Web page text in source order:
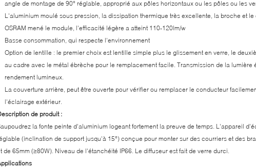
angle de montage de 90° réglable, approprié aux pôles horizontaux ou les pôles ou les
L'aluminium moulé sous pression, la dissipation thermique très excellente, la broche et
OSRAM mené le module, l'efficacité légère a atteint 110-120lm/w
Basse consommation, qui respecte l'environnement
Option de lentille : le premier choix est lentille simple plus le glissement en verre, le
au cadre avec le métal ébrèche pour le remplacement facile. Transmission de la lumière
rendement lumineux.
La couverture arrière, peut être ouverte pour vérifier ou remplacer le conducteur
l'éclairage extérieur.
de produit :
la fonte peinte d'aluminium logeant fortement la preuve de temps. L'appareil
(inclination de support jusqu'à 15°) conçue pour monter sur des courriers et des
de 65mm (≥80W). Niveau de l'étanchéité IP66. Le diffuseur est fait de verre durci.